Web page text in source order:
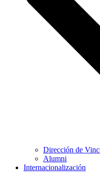
Dirección de
Alumni
Internacionalización